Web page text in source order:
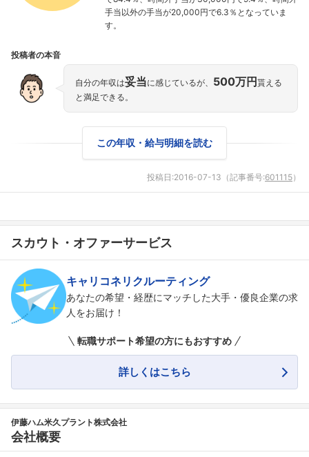
こちらの企業もフォローしませんか？
手当以外の手当が20,000円で6.3％となっていま
す。
投稿者の本音
自分の年収は妥当に感じているが、 500万円 貰える
と満足できる。
この年収・給与明細を読む
投稿日:2016-07-13 （記事番号:601115）
スカウト・オファーサービス
キャリコネリクルーティング
あなたの希望・経歴にマッチした大手・優良企業の求
人をお届け！
転職サポート希望の方にもおすすめ
詳しくはこちら
伊藤ハム米久プラント株式会社
会社概要